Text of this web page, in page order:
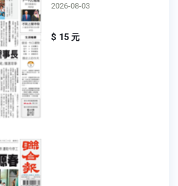
2026-08-03
$ 15 元